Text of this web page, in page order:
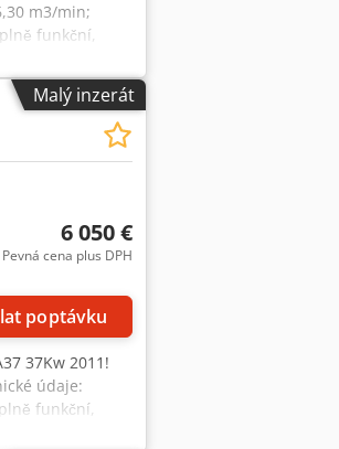
m3/min;
funkční,
Malý inzerát
6 050 €
Pevná cena plus DPH
poptávku
37Kw 2011!
údaje:
funkční,